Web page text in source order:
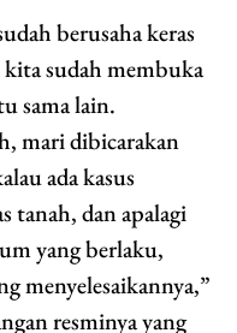
berusaha keras
sudah membuka
sama lain.
mari dibicarakan
ada kasus
tanah, dan apalagi
yang berlaku,
menyelesaikannya,”
resminya yang